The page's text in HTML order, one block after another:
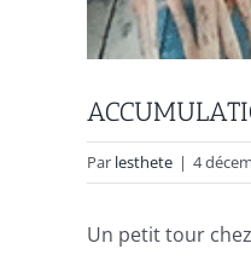
Par lesthete | 4
Un petit tour